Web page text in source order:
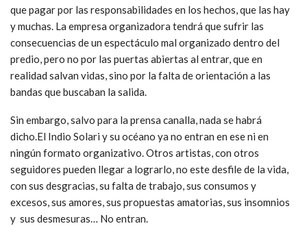
que pagar por las responsabilidades en los hechos, que las hay
y muchas. La empresa organizadora tendrá que sufrir las
consecuencias de un espectáculo mal organizado dentro del
predio, pero no por las puertas abiertas al entrar, que en
realidad salvan vidas, sino por la falta de orientación a las
bandas que buscaban la salida.
Sin embargo, salvo para la prensa canalla, nada se habrá
dicho.El Indio Solari y su océano ya no entran en ese ni en
ningún formato organizativo. Otros artistas, con otros
seguidores pueden llegar a lograrlo, no este desfile de la vida,
con sus desgracias, su falta de trabajo, sus consumos y
excesos, sus amores, sus propuestas amatorias, sus insomnios
y sus desmesuras… No entran.